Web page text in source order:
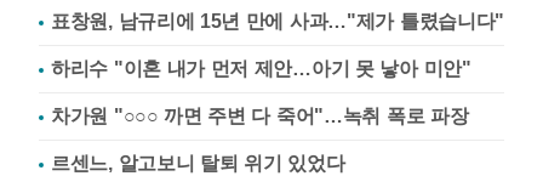
표창원, 남규리에 15년 만에 사과…"제가 틀렸습니다"
하리수 "이혼 내가 먼저 제안…아기 못 낳아 미안"
차가원 "○○○ 까면 주변 다 죽어"…녹취 폭로 파장
르센느, 알고보니 탈퇴 위기 있었다